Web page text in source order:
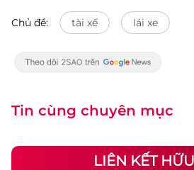
Chủ đề: tài xế lái xe
Tin cùng chuyên mục
LIÊN KẾT